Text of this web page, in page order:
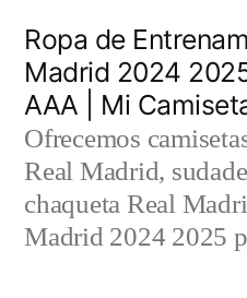
contenido
Ropa de
Madrid 2024
AAA | Mi
Ofrecemos
Real Madrid,
chaqueta Real
Madrid 2024 2025